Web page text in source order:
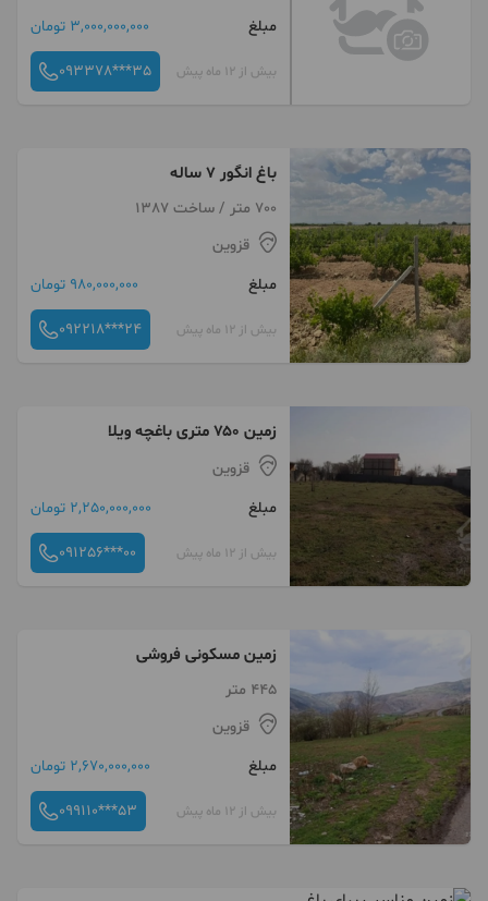
مبلغ
3,000,000,000 تومان
بیش از 12 ماه پیش 093378***35
باغ انگور ۷ ساله
700 متر / ساخت 1387
قزوین
مبلغ
980,000,000 تومان
بیش از 12 ماه پیش 092218***24
زمین ۷۵۰ متری باغچه ویلا
قزوین
مبلغ
2,250,000,000 تومان
بیش از 12 ماه پیش 091256***00
زمین مسکونی فروشی
445 متر
قزوین
مبلغ
2,670,000,000 تومان
بیش از 12 ماه پیش 099110***53